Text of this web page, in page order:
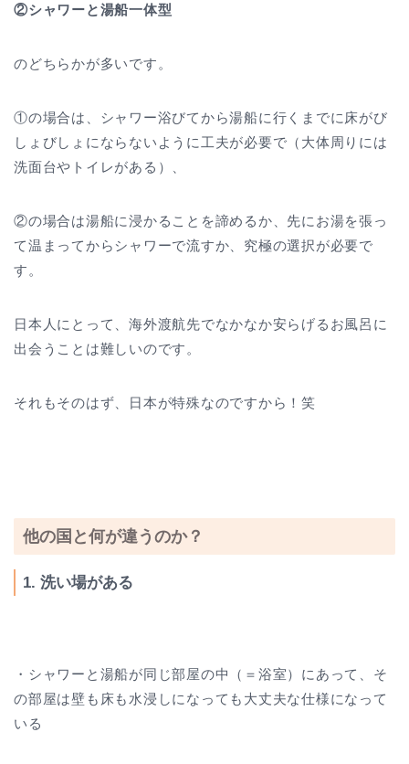
②シャワーと湯船一体型
のどちらかが多いです。
①の場合は、シャワー浴びてから湯船に行くまでに床がび
しょびしょにならないように工夫が必要で（大体周りには
洗面台やトイレがある）、
②の場合は湯船に浸かることを諦めるか、先にお湯を張っ
て温まってからシャワーで流すか、究極の選択が必要で
す。
日本人にとって、海外渡航先でなかなか安らげるお風呂に
出会うことは難しいのです。
それもそのはず、日本が特殊なのですから！笑
他の国と何が違うのか？
1. 洗い場がある
・シャワーと湯船が同じ部屋の中（＝浴室）にあって、そ
の部屋は壁も床も水浸しになっても大丈夫な仕様になって
いる